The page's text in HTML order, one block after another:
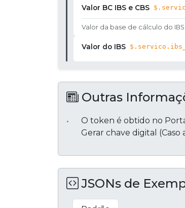
Valor BC IBS e CBS
Valor da base de cálculo do IBS
Valor do IBS
Outras
O token é obtido no
Gerar chave digital (Caso
JSONs de